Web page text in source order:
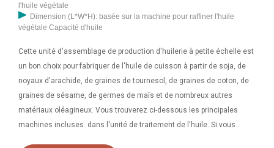
l'huile végétale
Dimension (L*W*H): basée sur la machine pour raffiner l'huile
végétale Capacité d'huile
Cette unité d'assemblage de production d'huilerie à petite échelle est
un bon choix pour fabriquer de l'huile de cuisson à partir de soja, de
noyaux d'arachide, de graines de tournesol, de graines de coton, de
graines de sésame, de germes de maïs et de nombreux autres
matériaux oléagineux. Vous trouverez ci-dessous les principales
machines incluses. dans l'unité de traitement de l'huile. Si vous